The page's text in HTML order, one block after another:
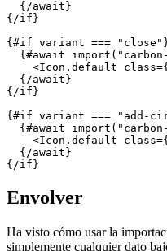
{/if}
{#if variant ===
{#await
<Icon.default
  {/await}
{/if}
{#if variant === "close"}
{#await
<Icon.default
  {/await}
{/if}
{#await
<Icon.default